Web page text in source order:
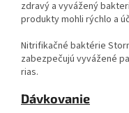
zdravý a vyvážený
produkty mohli rýchlo a
Nitrifikačné baktérie
zabezpečujú vyvážené
rias.
Dávkovanie